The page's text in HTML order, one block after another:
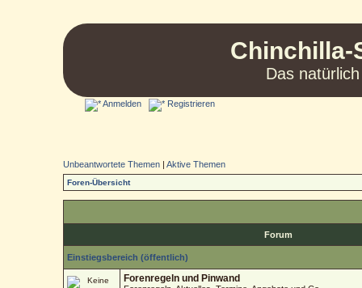
Chinchilla-
Das
Anmelden Registrieren
Unbeantwortete Themen |Aktive Themen
Foren-Übersicht
Forum
Einstiegsbereich (öffentlich)
Forenregeln und Pinwand